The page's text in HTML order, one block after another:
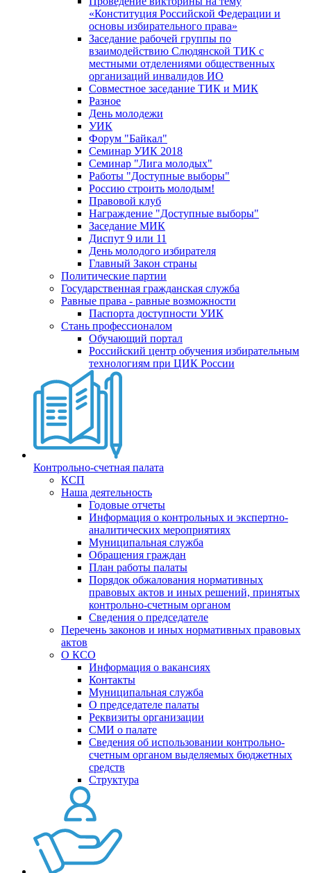
«Конституция Российской Федерации и
основы избирательного права»
Заседание рабочей группы по
взаимодействию Слюдянской ТИК с
местными отделениями общественных
организаций инвалидов ИО
Совместное заседание ТИК и МИК
Разное
День молодежи
УИК
Форум "Байкал"
Семинар УИК 2018
Семинар "Лига молодых"
Работы "Доступные выборы"
Россию строить молодым!
Правовой клуб
Награждение "Доступные выборы"
Заседание МИК
Диспут 9 или 11
День молодого избирателя
Главный Закон страны
Политические партии
Государственная гражданская служба
Равные права - равные возможности
Паспорта доступности УИК
Стань профессионалом
Обучающий портал
Российский центр обучения избирательным
технологиям при ЦИК России
Контрольно-счетная палата
КСП
Наша деятельность
Годовые отчеты
Информация о контрольных и экспертно-
аналитических мероприятиях
Муниципальная служба
Обращения граждан
План работы палаты
Порядок обжалования нормативных
правовых актов и иных решений, принятых
контрольно-счетным органом
Сведения о председателе
Перечень законов и иных нормативных правовых
актов
О КСО
Информация о вакансиях
Контакты
Муниципальная служба
О председателе палаты
Реквизиты организации
СМИ о палате
Сведения об использовании контрольно-
счетным органом выделяемых бюджетных
средств
Структура